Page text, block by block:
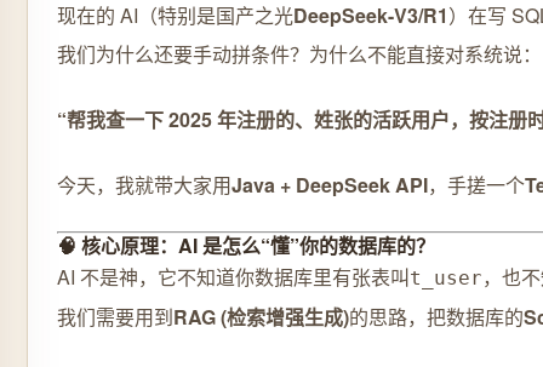
现在的 AI（特别是国产之光DeepSeek-V3/R1）在写
我们为什么还要手动拼条件？为什么不能直接对系统说：
“帮我查一下 2025 年注册的、姓张的活跃用户，按注册
今天，我就带大家用Java + DeepSeek API，手搓一个
🧠 核心原理：AI 是怎么“懂”你的数据库的？
AI 不是神，它不知道你数据库里有张表叫t_user，也
我们需要用到RAG (检索增强生成)的思路，把数据库的